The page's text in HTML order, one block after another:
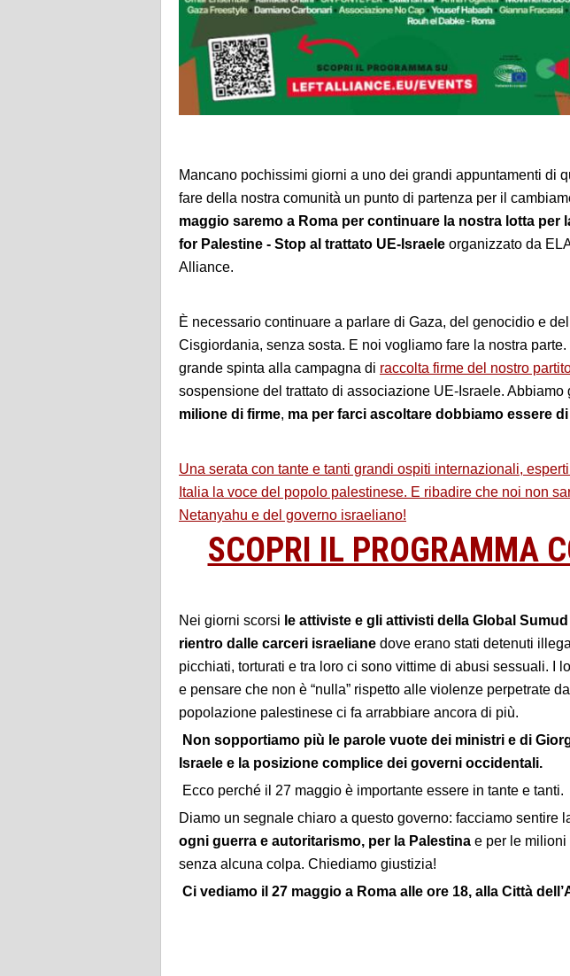
Mancano pochissimi giorni a uno dei grandi appuntamenti di
fare della nostra comunità un punto di partenza per il
maggio saremo a Roma per continuare la nostra lotta per
for Palestine - Stop al trattato UE-Israele organizzato da
Alliance.
È necessario continuare a parlare di Gaza, del genocidio e
Cisgiordania, senza sosta. E noi vogliamo fare la nostra
grande spinta alla campagna di raccolta firme del nostro
sospensione del trattato di associazione UE-Israele. Abbiamo
milione di firme, ma per farci ascoltare dobbiamo essere
Una serata con tante e tanti grandi ospiti internazionali,
Italia la voce del popolo palestinese. E ribadire che noi non
Netanyahu e del governo israeliano!
SCOPRI IL PROGRAMMA
Nei giorni scorsi le attiviste e gli attivisti della Global
rientro dalle carceri israeliane dove erano stati detenuti
picchiati, torturati e tra loro ci sono vittime di abusi sessuali. I
e pensare che non è “nulla” rispetto alle violenze perpetrate
popolazione palestinese ci fa arrabbiare ancora di più.
Non sopportiamo più le parole vuote dei ministri e di
Israele e la posizione complice dei governi occidentali.
Ecco perché il 27 maggio è importante essere in tante e tanti.
Diamo un segnale chiaro a questo governo: facciamo sentire
ogni guerra e autoritarismo, per la Palestina e per le milioni
senza alcuna colpa. Chiediamo giustizia!
Ci vediamo il 27 maggio a Roma alle ore 18, alla Città